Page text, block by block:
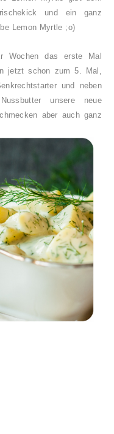
und ein ganz
Lemon Myrtle ;o)
Wochen das erste Mal
jetzt schon zum 5. Mal,
und neben
unsere neue
aber auch ganz